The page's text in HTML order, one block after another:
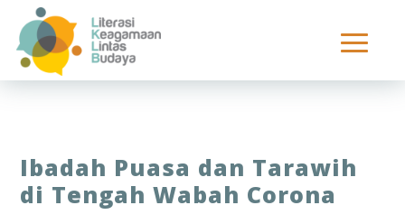
Ibadah Puasa dan Tarawih
di Tengah Wabah Corona